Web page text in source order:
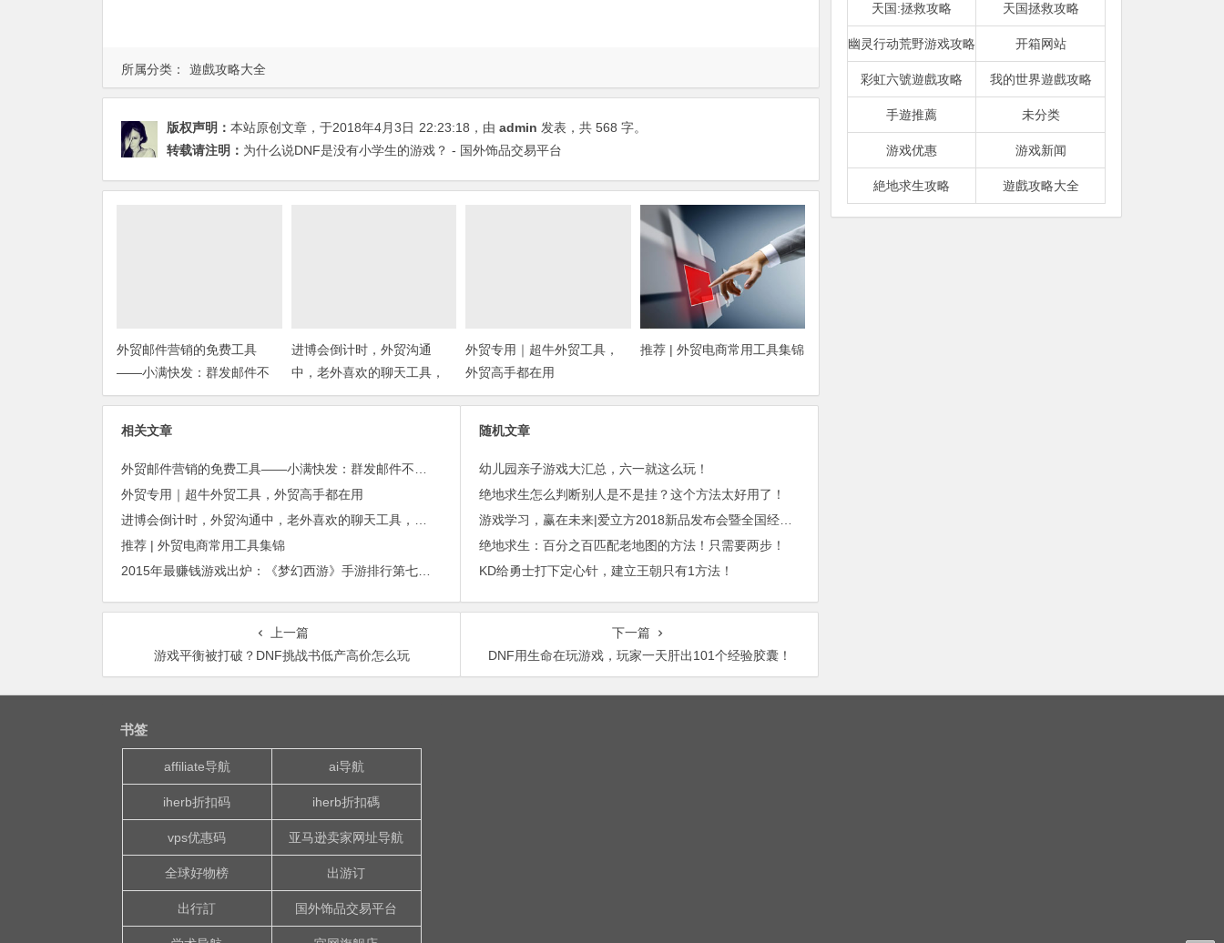
所属分类： 遊戲攻略大全
版权声明： 本站原创文章，于2018年4月3日 22:23:18 ，由 admin 发表，共 568 字。
转载请注明： 为什么说DNF是没有小学生的游戏？ - 国外饰品交易平台
外贸邮件营销的免费工具
——小满快发：群发邮件不
担心IP被封
进博会倒计时，外贸沟通
中，老外喜欢的聊天工具，
你知道几种？
外贸专用｜超牛外贸工具，
外贸高手都在用
推荐 | 外贸电商常用工具集锦
相关文章
外贸邮件营销的免费工具——小满快发：群发邮件不担心IP被封
外贸专用｜超牛外贸工具，外贸高手都在用
进博会倒计时，外贸沟通中，老外喜欢的聊天工具，你知道几种？
推荐 | 外贸电商常用工具集锦
2015年最赚钱游戏出炉：《梦幻西游》手游排行第七，腾讯总收入进前三
随机文章
幼儿园亲子游戏大汇总，六一就这么玩！
绝地求生怎么判断别人是不是挂？这个方法太好用了！
游戏学习，赢在未来|爱立方2018新品发布会暨全国经销商大会成功举办
绝地求生：百分之百匹配老地图的方法！只需要两步！
KD给勇士打下定心针，建立王朝只有1方法！
上一篇
游戏平衡被打破？DNF挑战书低产高价怎么玩
下一篇
DNF用生命在玩游戏，玩家一天肝出101个经验胶囊！
天国:拯救攻略 天国拯救攻略
幽灵行动荒野游戏攻略 开箱网站
彩虹六號遊戲攻略 我的世界遊戲攻略
手遊推薦 未分类
游戏优惠 游戏新闻
絶地求生攻略 遊戲攻略大全
书签
affiliate导航 ai导航
iherb折扣码 iherb折扣碼
vps优惠码 亚马逊卖家网址导航
全球好物榜 出游订
出行訂 国外饰品交易平台